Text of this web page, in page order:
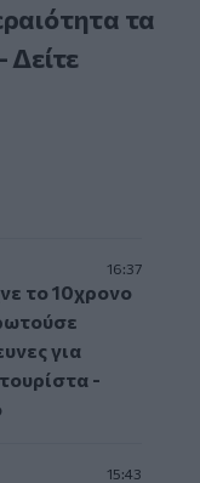
τα
Δείτε
16:37
το 10χρονο
για
-
15:43